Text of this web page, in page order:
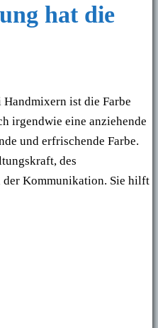
hat die
ist die Farbe
irgendwie eine anziehende
und erfrischende Farbe.
des
der Kommunikation. Sie hilft